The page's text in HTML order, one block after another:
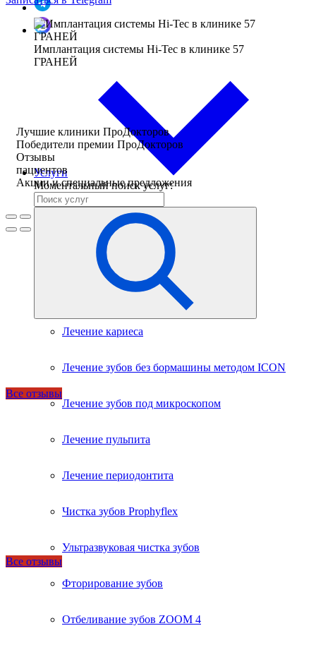
Услуги
Моментальный поиск услуг:
Лечение кариеса
Лечение зубов без бормашины методом ICON
Лечение зубов под микроскопом
Лечение пульпита
Лечение периодонтита
Чистка зубов Prophyflex
Ультразвуковая чистка зубов
Фторирование зубов
Отбеливание зубов ZOOM 4
Имплантация системы Hi-Tec в клинике 57
ГРАНЕЙ
Лучшие клиники ПроДокторов
Победители премии ПроДокторов
Отзывы
пациентов
Акции и специальные предложения
Все отзывы
Все отзывы